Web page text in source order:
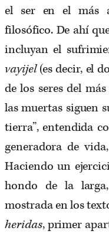
el ser en el más
filosófico. De ahí
incluyan el
vayijel(es decir, el
de los seres del
las muertas siguen
tierra”, entendida
generadora de
Haciendo un
hondo de la
mostrada en los
heridas, primer